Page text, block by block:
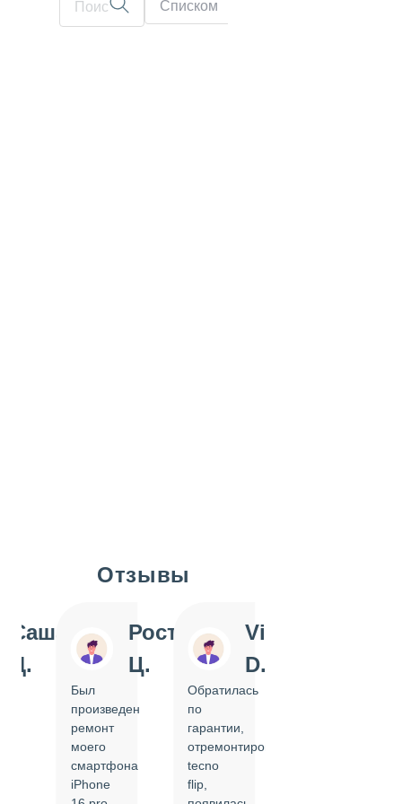
Списком
Отзывы
Саша
Д.
Ростислав
Ц.
Был
произведен
ремонт
моего
смартфона
iPhone
Vi
D.
Обратилась
по
гарантии,
отремонтировать
tecno
flip,